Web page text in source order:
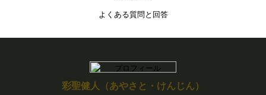
よくある質問と回答
彩聖健人（あやさと・けんじん）